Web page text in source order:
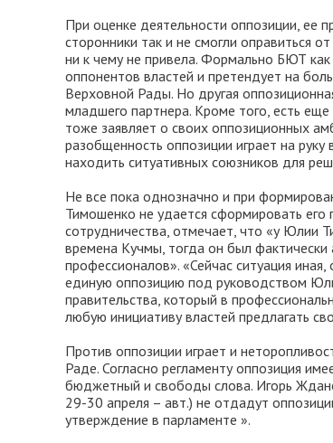
При оценке деятельности оппозиции, ее
сторонники так и не смогли оправиться
ни к чему не привела. Формально БЮТ
оппонентов властей и претендует на
Верховной Рады. Но другая
младшего партнера. Кроме того, есть
тоже заявляет о своих оппозиционных
разобщенность оппозиции играет на
находить ситуативных союзников для
Не все пока однозначно и при
Тимошенко не удается сформировать его
сотрудничества, отмечает, что «у Юлии
времена Кучмы, тогда он был
профессионалов». «Сейчас ситуация
единую оппозицию под руководством
правительства, который в
любую инициативу властей предлагать
Против оппозиции играет и
Раде. Согласно регламенту оппозиция
бюджетный и свободы слова. Игорь
29-30 апреля – авт.) не отдадут
утверждение в парламенте ».